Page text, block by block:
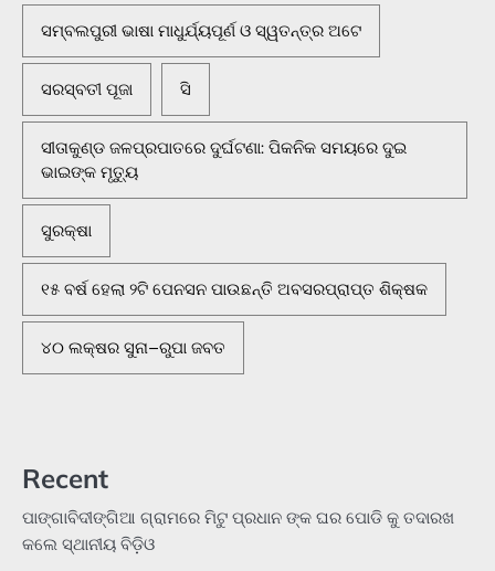
ସମ୍ବଲପୁରୀ ଭାଷା ମାଧୁର୍ଯ୍ୟପୂର୍ଣ ଓ ସ୍ୱତନ୍ତ୍ର ଅଟେ
ସରସ୍ବତୀ ପୂଜା ସି
ସୀତାକୁଣ୍ଡ ଜଳପ୍ରପାତରେ ଦୁର୍ଘଟଣା: ପିକନିକ ସମୟରେ ଦୁଇ
ଭାଇଙ୍କ ମୃତ୍ୟୁ
ସୁରକ୍ଷା
୧୫ ବର୍ଷ ହେଲା ୨ଟି ପେନସନ ପାଉଛନ୍ତି ଅବସରପ୍ରାପ୍ତ ଶିକ୍ଷକ
୪୦ ଲକ୍ଷର ସୁନା–ରୁପା ଜବତ
Recent
ପାଙ୍ଗାବିଦୀଙ୍ଗିଆ ଗ୍ରାମରେ ମିଟୁ ପ୍ରଧାନ ଙ୍କ ଘର ପୋଡି କୁ ତଦାରଖ
କଲେ ସ୍ଥାନୀୟ ବିଡ଼ିଓ